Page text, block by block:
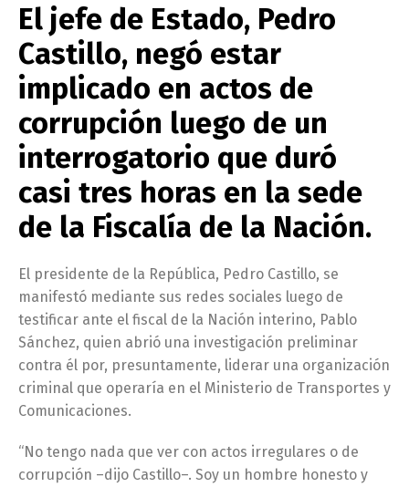
El jefe de Estado, Pedro
Castillo, negó estar
implicado en actos de
corrupción luego de un
interrogatorio que duró
casi tres horas en la sede
de la Fiscalía de la Nación.
El presidente de la República, Pedro Castillo, se
manifestó mediante sus redes sociales luego de
testificar ante el fiscal de la Nación interino, Pablo
Sánchez, quien abrió una investigación preliminar
contra él por, presuntamente, liderar una organización
criminal que operaría en el Ministerio de Transportes y
Comunicaciones.
“No tengo nada que ver con actos irregulares o de
corrupción –dijo Castillo–. Soy un hombre honesto y